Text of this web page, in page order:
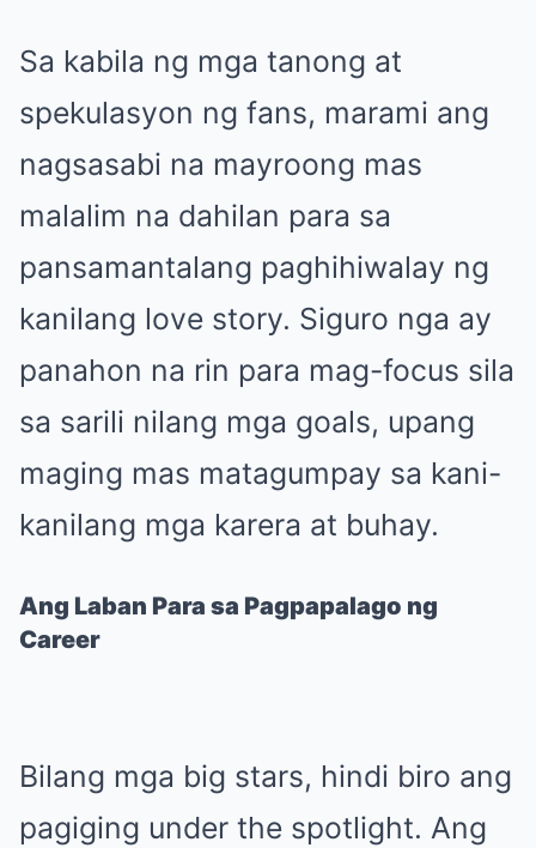
Sa kabila ng mga tanong at
spekulasyon ng fans, marami ang
nagsasabi na mayroong mas
malalim na dahilan para sa
pansamantalang paghihiwalay ng
kanilang love story. Siguro nga ay
panahon na rin para mag-focus sila
sa sarili nilang mga goals, upang
maging mas matagumpay sa kani-
kanilang mga karera at buhay.
Ang Laban Para sa Pagpapalago ng
Career
Bilang mga big stars, hindi biro ang
pagiging under the spotlight. Ang